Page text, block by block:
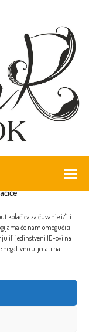
kolačića za čuvanje i/ili
će nam omogućiti
ili jedinstveni ID-ovi na
negativno utjecati na